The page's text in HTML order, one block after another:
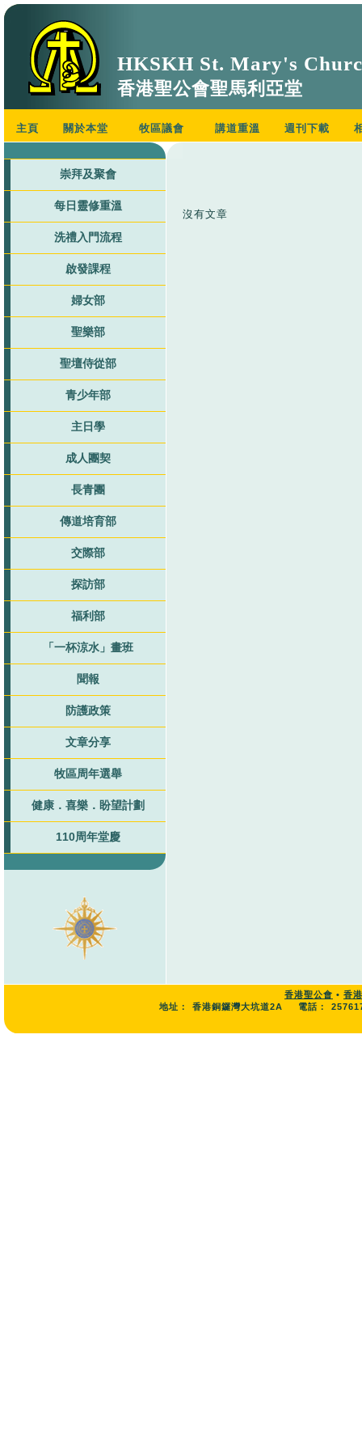
HKSKH St. Mary's
香港聖公會聖馬利亞堂
主頁 關於本堂 牧區議會 講道重溫 週刊下載
崇拜及聚會
每日靈修重溫
洗禮入門流程
啟發課程
婦女部
聖樂部
聖壇侍從部
青少年部
主日學
成人團契
長青團
傳道培育部
交際部
探訪部
福利部
「一杯涼水」畫班
聞報
防護政策
文章分享
牧區周年選舉
健康．喜樂．盼望計劃
110周年堂慶
沒有文章
香港聖公會 • 香
地址：
香港銅鑼灣大坑道2A 電話：